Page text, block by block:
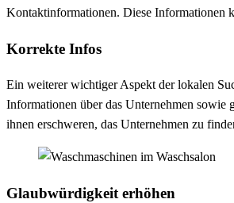
Kontaktinformationen. Diese Informationen
Korrekte Infos
Ein weiterer wichtiger Aspekt der lokalen
Informationen über das Unternehmen
ihnen erschweren, das Unternehmen zu
Glaubwürdigkeit erhöhen